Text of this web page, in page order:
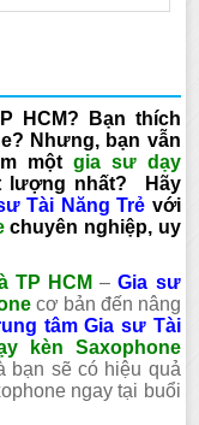
HCM? Bạn thích
Nhưng, bạn vẫn
một gia sư dạy
lượng nhất? Hãy
Tài Năng Trẻ với
chuyên nghiệp, uy
TP HCM –Gia sư
cơ bản đến nâng
tâm Gia sư Tài
kèn Saxophone
bạn sẽ có hiệu quả
ngay tại buổi